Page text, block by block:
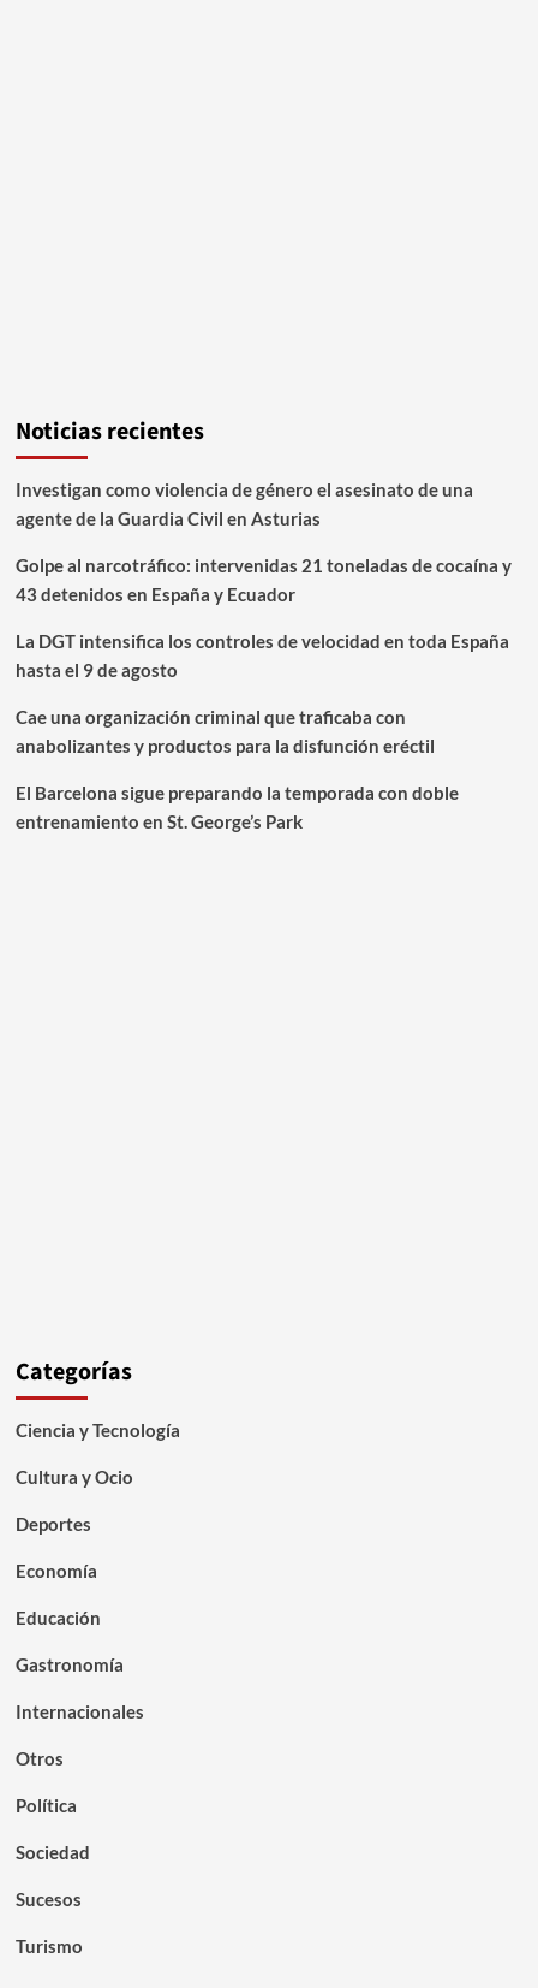
Noticias recientes
Investigan como violencia de género el asesinato de una
agente de la Guardia Civil en Asturias
Golpe al narcotráfico: intervenidas 21 toneladas de cocaína y
43 detenidos en España y Ecuador
La DGT intensifica los controles de velocidad en toda España
hasta el 9 de agosto
Cae una organización criminal que traficaba con
anabolizantes y productos para la disfunción eréctil
El Barcelona sigue preparando la temporada con doble
entrenamiento en St. George’s Park
Categorías
Ciencia y Tecnología
Cultura y Ocio
Deportes
Economía
Educación
Gastronomía
Internacionales
Otros
Política
Sociedad
Sucesos
Turismo